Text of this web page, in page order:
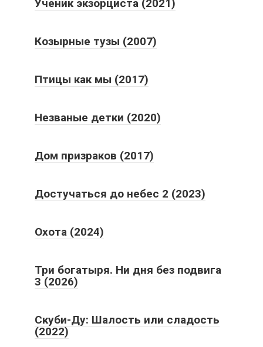
Ученик экзорциста (2021)
Козырные тузы (2007)
Птицы как мы (2017)
Незваные детки (2020)
Дом призраков (2017)
Достучаться до небес 2 (2023)
Охота (2024)
Три богатыря. Ни дня без подвига
3 (2026)
Скуби-Ду: Шалость или сладость
(2022)